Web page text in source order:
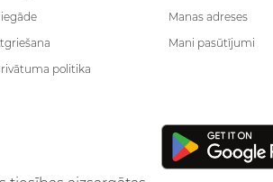
politika
Manas adreses
Mani pasūtījumi